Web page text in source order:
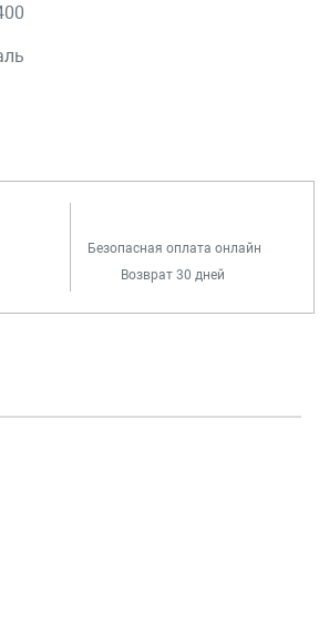
Безопасная оплата онлайн
Возврат 30 дней